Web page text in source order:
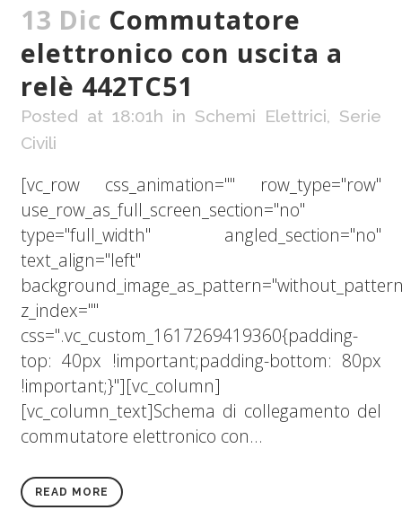
13 Dic Commutatore
elettronico con uscita a
relè 442TC51
Posted at 18:01h in Schemi Elettrici, Serie
Civili
[vc_row css_animation="" row_type="row"
use_row_as_full_screen_section="no"
type="full_width" angled_section="no"
text_align="left"
z_index=""
css=".vc_custom_1617269419360{padding-
top: 40px !important;padding-bottom: 80px
!important;}"][vc_column]
[vc_column_text]Schema di collegamento del
commutatore elettronico con...
READ MORE